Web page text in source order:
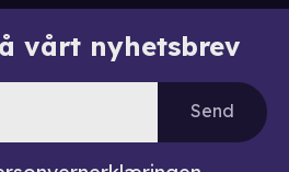
vårt nyhetsbrev
Send